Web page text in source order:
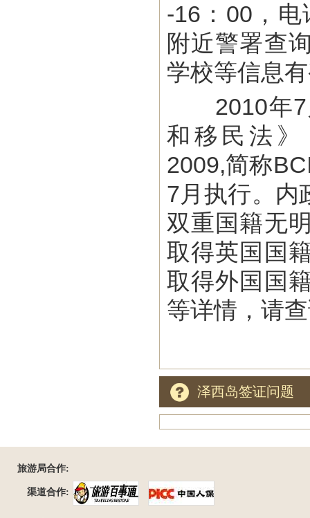
-16：00，
附近警署查
学校等信息
2010年7
和移民法》
2009,简称
7月执行。内
双重国籍无
取得英国国
取得外国国
等详情，请
泽西岛签证问题
旅游局合作:
渠道合作: